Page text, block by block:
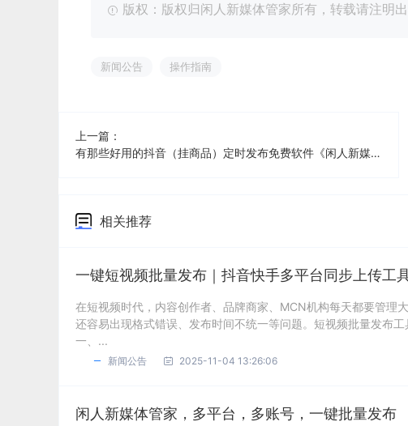
版权：版权归闲人新媒体管家所有，转载请注
新闻公告 操作指南
上一篇：
有那些好用的抖音（挂商品）定时发布免费软件《闲人新媒体管家》
相关推荐
一键短视频批量发布｜抖音快手多平台同步上传工
在短视频时代，内容创作者、品牌商家、MCN机构每天都要管理
还容易出现格式错误、发布时间不统一等问题。短视频批量发布
一、...
新闻公告 2025-11-04 13:26:06
闲人新媒体管家，多平台，多账号，一键批量发布